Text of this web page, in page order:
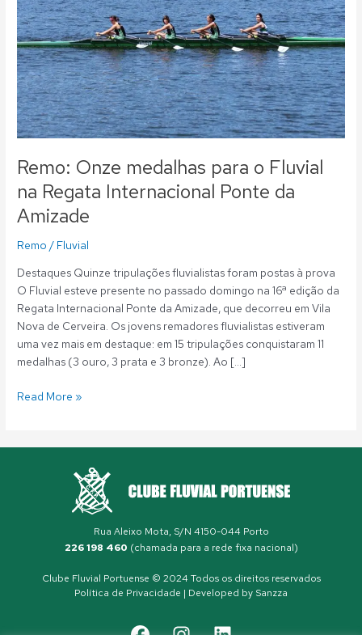
Remo: Onze medalhas para o Fluvial
na Regata Internacional Ponte da
Amizade
Remo / Fluvial
Destaques Quinze tripulações fluvialistas foram postas à prova
O Fluvial esteve presente no passado domingo na 16ª edição da
Regata Internacional Ponte da Amizade, que decorreu em Vila
Nova de Cerveira. Os jovens remadores fluvialistas estiveram
uma vez mais em destaque: em 15 tripulações conquistaram 11
medalhas (3 ouro, 3 prata e 3 bronze). Ao […]
Fluvial
na
Regata
Internacional
Ponte
da
Amizade
Read More »
Rua Aleixo Mota, S/N 4150-044 Porto
226 198 460 (chamada para a rede fixa nacional)
Clube Fluvial Portuense © 2024 Todos os direitos reservados
Política de Privacidade | Developed by Sanzza